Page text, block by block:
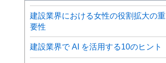
建設業界における女性の役割拡大の重
要性
建設業界で AI を活用する10のヒント